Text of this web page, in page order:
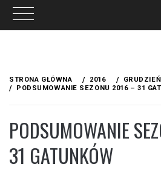
treści
STRONA GŁÓWNA 2016 GRUDZIEŃ
PODSUMOWANIE SEZONU 2016 – 31
PODSUMOWANIE
31 GATUNKÓW